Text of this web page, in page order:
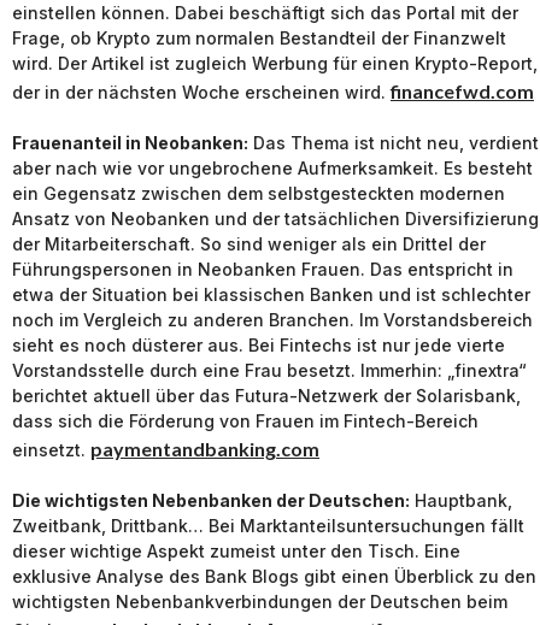
einstellen können. Dabei beschäftigt sich das Portal mit der
Frage, ob Krypto zum normalen Bestandteil der Finanzwelt
wird. Der Artikel ist zugleich Werbung für einen Krypto-Report,
der in der nächsten Woche erscheinen wird.financefwd.com
Frauenanteil in Neobanken: Das Thema ist nicht neu, verdient
aber nach wie vor ungebrochene Aufmerksamkeit. Es besteht
ein Gegensatz zwischen dem selbstgesteckten modernen
Ansatz von Neobanken und der tatsächlichen Diversifizierung
der Mitarbeiterschaft. So sind weniger als ein Drittel der
Führungspersonen in Neobanken Frauen. Das entspricht in
etwa der Situation bei klassischen Banken und ist schlechter
noch im Vergleich zu anderen Branchen. Im Vorstandsbereich
sieht es noch düsterer aus. Bei Fintechs ist nur jede vierte
Vorstandsstelle durch eine Frau besetzt. Immerhin: „finextra“
berichtet aktuell über das Futura-Netzwerk der Solarisbank,
dass sich die Förderung von Frauen im Fintech-Bereich
einsetzt. paymentandbanking.com
Die wichtigsten Nebenbanken der Deutschen: Hauptbank,
Zweitbank, Drittbank… Bei Marktanteilsuntersuchungen fällt
dieser wichtige Aspekt zumeist unter den Tisch. Eine
exklusive Analyse des Bank Blogs gibt einen Überblick zu den
wichtigsten Nebenbankverbindungen der Deutschen beim